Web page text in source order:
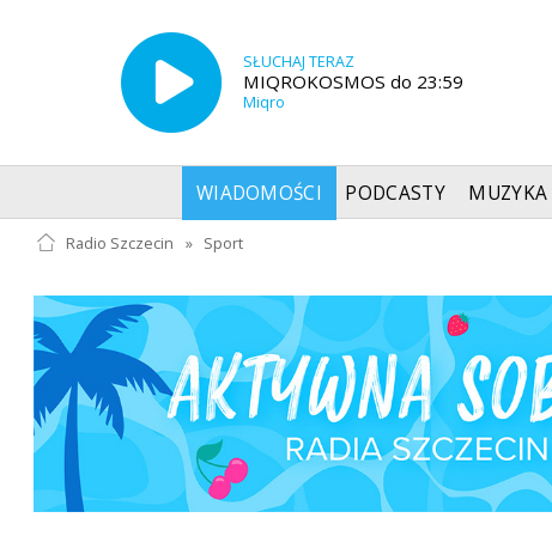
SŁUCHAJ TERAZ
MIQROKOSMOS do 23:59
Miqro
WIADOMOŚCI PODCASTY MUZYKA
Radio Szczecin » Sport